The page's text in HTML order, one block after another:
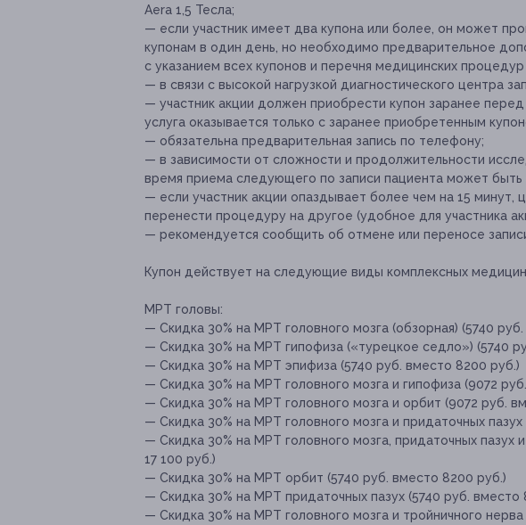
Aera 1,5 Тесла;
— если участник имеет два купона или более, он может
купонам в один день, но необходимо предварительное
с указанием всех купонов и перечня медицинских
— в связи с высокой нагрузкой диагностического центра
— участник акции должен приобрести купон заранее перед
услуга оказывается только с заранее приобретенным
— обязательна предварительная запись по телефону;
— в зависимости от сложности и продолжительности
время приема следующего по записи пациента может
— если участник акции опаздывает более чем на 15 минут,
перенести процедуру на другое (удобное для участника
— рекомендуется сообщить об отмене или переносе
Купон действует на следующие виды комплексных
МРТ головы:
— Скидка 30% на МРТ головного мозга (обзорная) (5740
— Скидка 30% на МРТ гипофиза («турецкое седло») (5740
— Скидка 30% на МРТ эпифиза (5740 руб. вместо 8200 руб.)
— Скидка 30% на МРТ головного мозга и гипофиза (9072
— Скидка 30% на МРТ головного мозга и орбит (9072 руб.
— Скидка 30% на МРТ головного мозга и придаточных
— Скидка 30% на МРТ головного мозга, придаточных пазух
17 100 руб.)
— Скидка 30% на МРТ орбит (5740 руб. вместо 8200 руб.)
— Скидка 30% на МРТ придаточных пазух (5740 руб. вместо
— Скидка 30% на МРТ головного мозга и тройничного